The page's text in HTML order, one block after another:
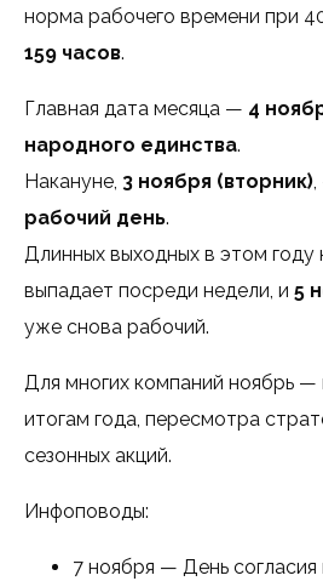
норма рабочего времени при
159 часов.
Главная дата месяца — 4
народного единства.
Накануне, 3 ноября (вторник)
рабочий день.
Длинных выходных в этом году
выпадает посреди недели, и 5
уже снова рабочий.
Для многих компаний ноябрь —
итогам года, пересмотра
сезонных акций.
Инфоповоды:
7 ноября — День